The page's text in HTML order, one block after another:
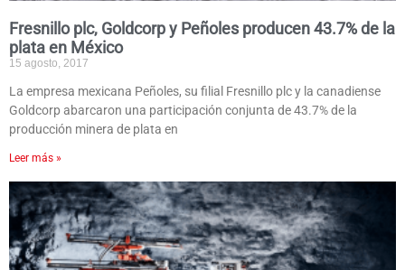
Fresnillo plc, Goldcorp y Peñoles producen 43.7% de la
plata en México
15 agosto, 2017
La empresa mexicana Peñoles, su filial Fresnillo plc y la canadiense
Goldcorp abarcaron una participación conjunta de 43.7% de la
producción minera de plata en
Leer más »